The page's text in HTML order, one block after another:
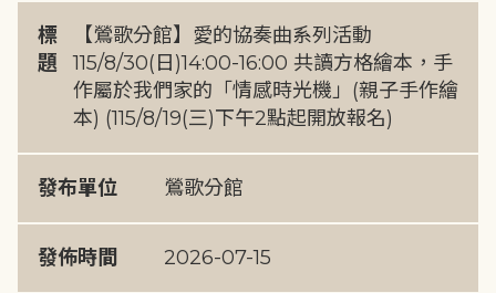
標
題
【鶯歌分館】愛的協奏曲系列活動
115/8/30(日)14:00-16:00 共讀方格繪本，手
作屬於我們家的「情感時光機」(親子手作繪
本) (115/8/19(三)下午2點起開放報名)
發布單位 鶯歌分館
發佈時間 2026-07-15